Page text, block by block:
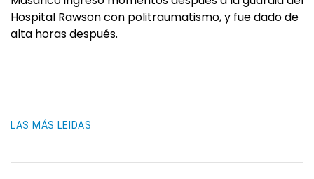
Hospital Rawson con politraumatismo, y fue dado de
alta horas después.
LAS MÁS LEIDAS